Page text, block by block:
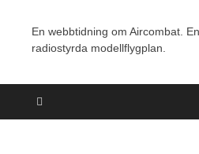
En webbtidning om Aircombat.
radiostyrda modellflygplan.